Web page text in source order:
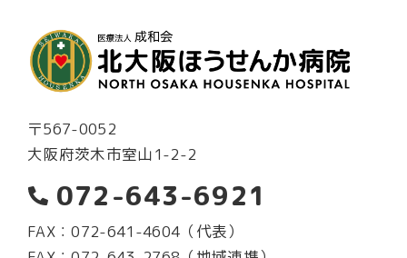
〒567-0052
大阪府茨木市室山1-2-2
072-643-6921
FAX：072-641-4604（代表）